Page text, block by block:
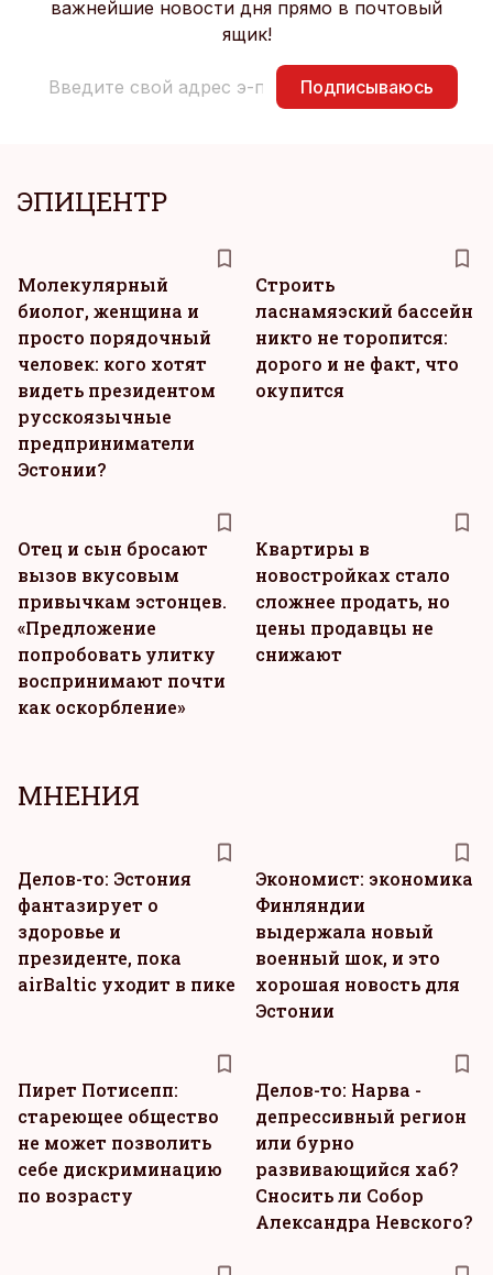
важнейшие новости дня прямо в почтовый
ящик!
Подписываюсь
ЭПИЦЕНТР
Молекулярный
биолог, женщина и
просто порядочный
человек: кого хотят
видеть президентом
русскоязычные
предприниматели
Эстонии?
Строить
ласнамяэский бассейн
никто не торопится:
дорого и не факт, что
окупится
Отец и сын бросают
вызов вкусовым
привычкам эстонцев.
«Предложение
попробовать улитку
воспринимают почти
как оскорбление»
Квартиры в
новостройках стало
сложнее продать, но
цены продавцы не
снижают
MНЕНИЯ
Делов-то: Эстония
фантазирует о
здоровье и
президенте, пока
airBaltic уходит в пике
Экономист: экономика
Финляндии
выдержала новый
военный шок, и это
хорошая новость для
Эстонии
Пирет Потисепп:
стареющее общество
не может позволить
себе дискриминацию
по возрасту
Делов-то: Нарва -
депрессивный регион
или бурно
развивающийся хаб?
Сносить ли Собор
Александра Невского?